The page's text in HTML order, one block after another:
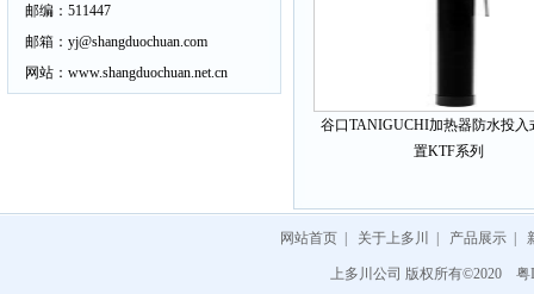
日本NTS日本特殊測器...
日本油研YUKEN
日本岡崎OKAZAKI...
邮编： 511447
邮箱： yj@shangduochuan.com
网站： www.shangduochuan.net.cn
谷口TANIGUCHI加热器防水投入
置KTF系列
网站首页| 关于上多川 产品展示|
上多川公司 版权所有©2020 粤